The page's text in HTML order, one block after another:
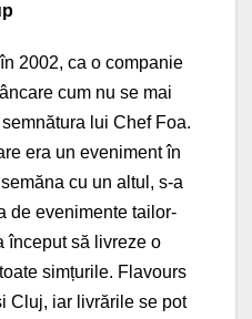
2002, ca o companie
cum nu se mai
lui Chef Foa.
era un eveniment în
cu un altul, s-a
de evenimente tailor-
început să livreze o
simțurile. Flavours
Cluj, iar livrările se pot